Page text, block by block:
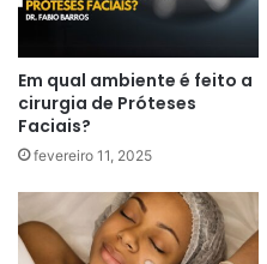
Em qual ambiente é feito a
cirurgia de Próteses
Faciais?
fevereiro 11, 2025